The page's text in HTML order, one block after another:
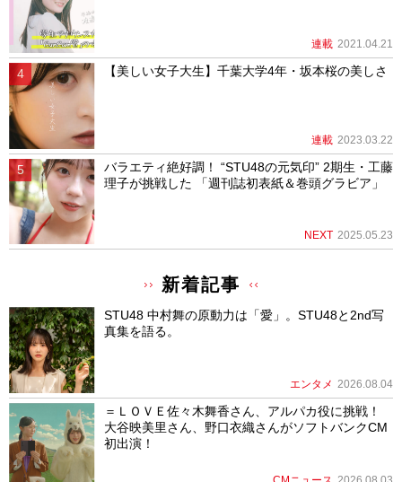
連載 2021.04.21
【美しい女子大生】千葉大学4年・坂本桜の美しさ
連載 2023.03.22
バラエティ絶好調！ “STU48の元気印” 2期生・工藤
理子が挑戦した 「週刊誌初表紙＆巻頭グラビア」
NEXT 2025.05.23
新着記事
STU48 中村舞の原動力は「愛」。STU48と2nd写
真集を語る。
エンタメ 2026.08.04
＝ＬＯＶＥ佐々木舞香さん、アルパカ役に挑戦！
大谷映美里さん、野口衣織さんがソフトバンクCM
初出演！